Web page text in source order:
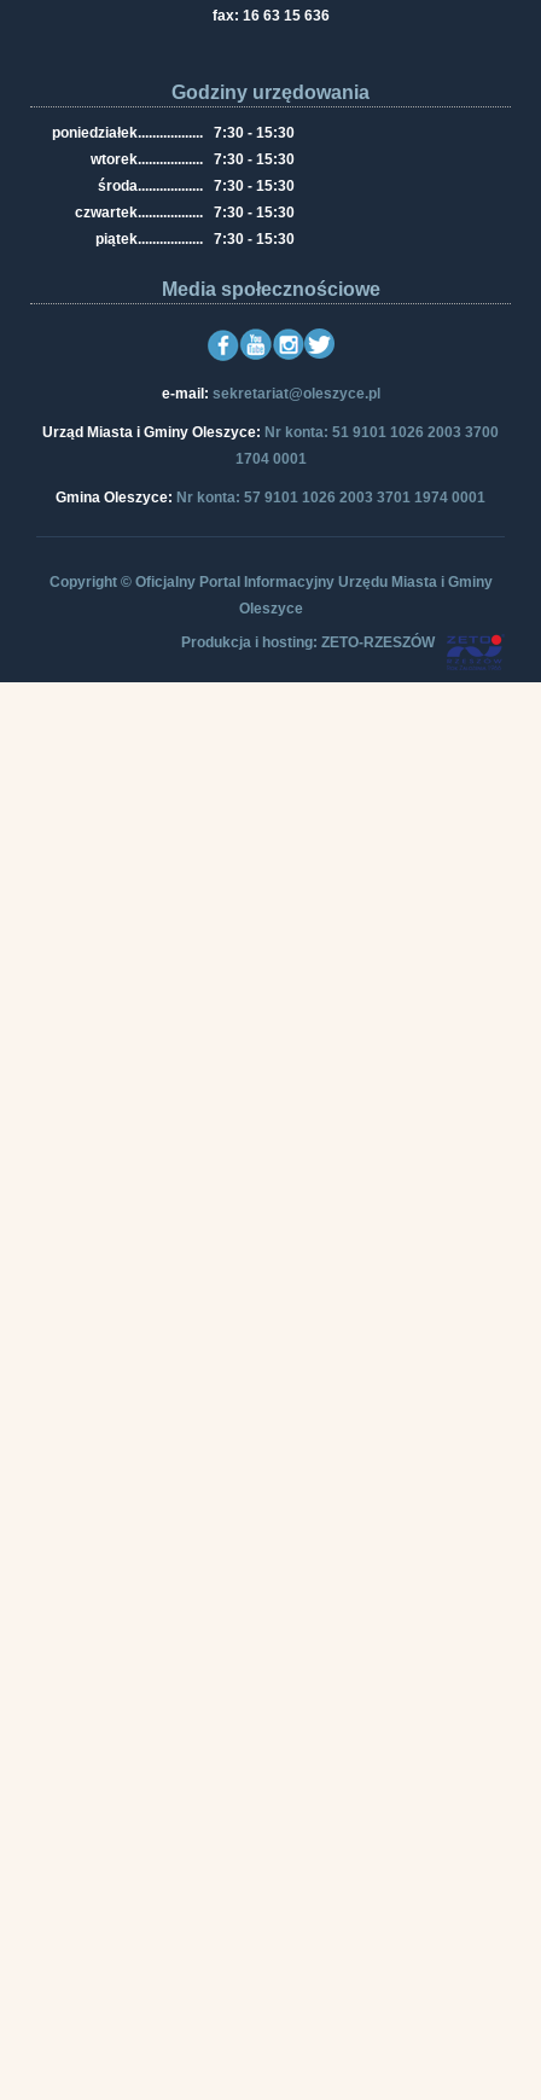
fax: 16 63 15 636
Godziny urzędowania
poniedziałek..................
7:30 - 15:30
wtorek..................
7:30 - 15:30
środa..................
7:30 - 15:30
czwartek..................
7:30 - 15:30
piątek.................. 7:30 - 15:30
Media społecznościowe
e-mail: sekretariat@oleszyce.pl
Urząd Miasta i Gminy Oleszyce: Nr konta: 51 9101 1026 2003 3700
1704 0001
Gmina Oleszyce: Nr konta: 57 9101 1026 2003 3701 1974 0001
Copyright © Oficjalny Portal Informacyjny Urzędu Miasta i Gminy
Oleszyce
Produkcja i hosting: ZETO-RZESZÓW